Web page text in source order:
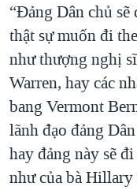
“Đảng Dân chủ
thật sự muốn đi
như thượng nghị
Warren, hay các
bang Vermont
lãnh đạo đảng
hay đảng này sẽ
như của bà